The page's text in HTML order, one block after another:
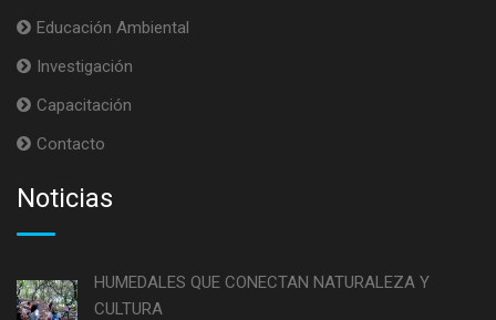
Educación Ambiental
Investigación
Capacitación
Contacto
Noticias
HUMEDALES QUE CONECTAN NATURALEZA Y
CULTURA